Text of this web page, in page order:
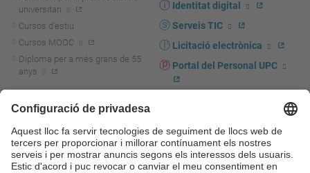
universitari
Cursos d'estiu
Cursos MOOC
Diploma per a més grans de 55
anys
Actualitat R+D+I
La recerca a la UPC
La transferència, l'emprenedoria i
la innovació a la UPC
Identitat digital
Serveis TIC
Licitació electrònica
Portal del Personal UPC
UPCshop, marxandatge
Sala de premsa